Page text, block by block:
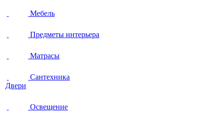
Мебель
Предметы интерьера
Матрасы
Сантехника
Двери
Освещение